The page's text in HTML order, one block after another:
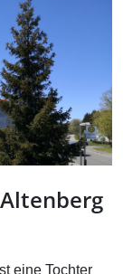
eine Tochter